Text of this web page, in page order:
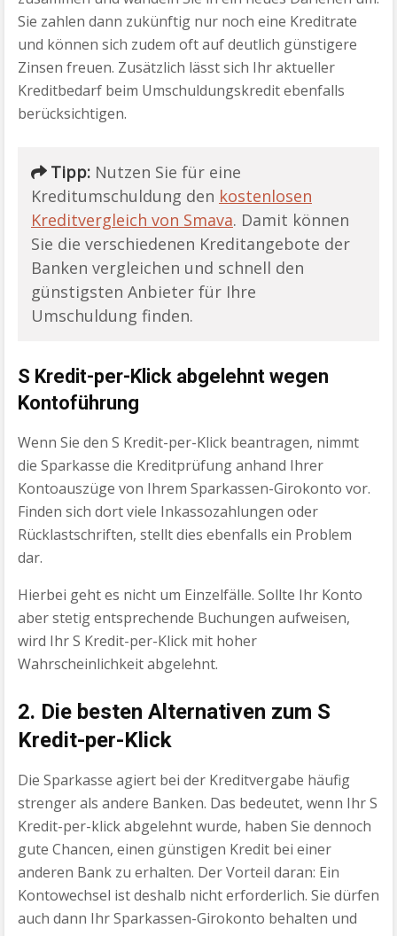
Sie zahlen dann zukünftig nur noch eine Kreditrate
und können sich zudem oft auf deutlich günstigere
Zinsen freuen. Zusätzlich lässt sich Ihr aktueller
Kreditbedarf beim Umschuldungskredit ebenfalls
berücksichtigen.
Tipp: Nutzen Sie für eine
Kreditumschuldung den kostenlosen
Kreditvergleich von Smava. Damit können
Sie die verschiedenen Kreditangebote der
Banken vergleichen und schnell den
günstigsten Anbieter für Ihre
Umschuldung finden.
S Kredit-per-Klick abgelehnt wegen
Kontoführung
Wenn Sie den S Kredit-per-Klick beantragen, nimmt
die Sparkasse die Kreditprüfung anhand Ihrer
Kontoauszüge von Ihrem Sparkassen-Girokonto vor.
Finden sich dort viele Inkassozahlungen oder
Rücklastschriften, stellt dies ebenfalls ein Problem
dar.
Hierbei geht es nicht um Einzelfälle. Sollte Ihr Konto
aber stetig entsprechende Buchungen aufweisen,
wird Ihr S Kredit-per-Klick mit hoher
Wahrscheinlichkeit abgelehnt.
2. Die besten Alternativen zum S
Kredit-per-Klick
Die Sparkasse agiert bei der Kreditvergabe häufig
strenger als andere Banken. Das bedeutet, wenn Ihr S
Kredit-per-klick abgelehnt wurde, haben Sie dennoch
gute Chancen, einen günstigen Kredit bei einer
anderen Bank zu erhalten. Der Vorteil daran: Ein
Kontowechsel ist deshalb nicht erforderlich. Sie dürfen
auch dann Ihr Sparkassen-Girokonto behalten und